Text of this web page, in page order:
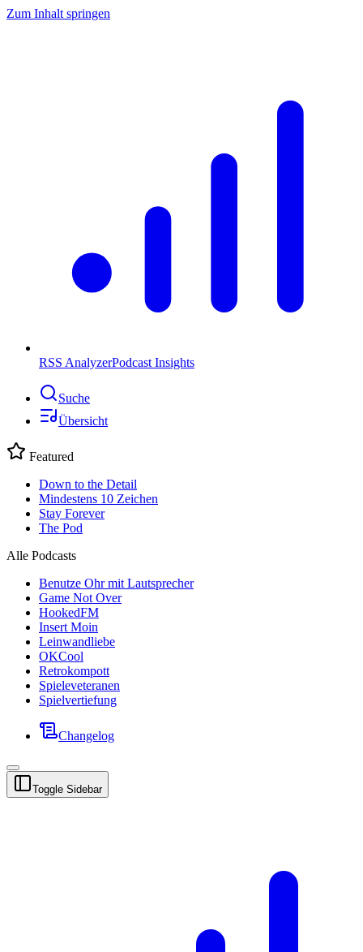
Zum Inhalt springen
RSS AnalyzerPodcast Insights
Suche
Übersicht
Featured
Down to the Detail
Mindestens 10 Zeichen
Stay Forever
The Pod
Alle Podcasts
Benutze Ohr mit Lautsprecher
Game Not Over
HookedFM
Insert Moin
Leinwandliebe
OKCool
Retrokompott
Spieleveteranen
Spielvertiefung
Changelog
Toggle Sidebar